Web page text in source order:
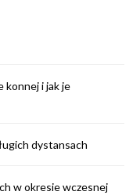
konnej i jak je
dystansach
w okresie wczesnej